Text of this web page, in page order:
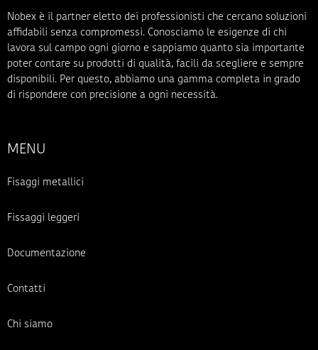
Nobex è il partner eletto dei professionisti che cercano soluzioni
affidabili senza compromessi. Conosciamo le esigenze di chi
lavora sul campo ogni giorno e sappiamo quanto sia importante
poter contare su prodotti di qualità, facili da scegliere e sempre
disponibili. Per questo, abbiamo una gamma completa in grado
di rispondere con precisione a ogni necessità.
MENU
Fisaggi metallici
Fissaggi leggeri
Documentazione
Contatti
Chi siamo